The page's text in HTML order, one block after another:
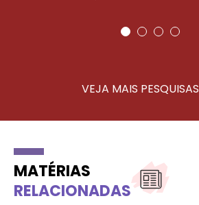
VEJA MAIS PESQUISAS
MATÉRIAS
RELACIONADAS